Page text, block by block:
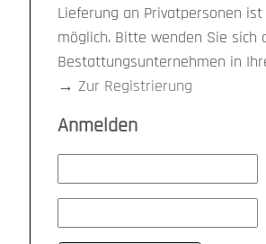
Lieferung an Privatpersonen
möglich. Bitte wenden Sie sich
Bestattungsunternehmen in
→ Zur Registrierung
Anmelden